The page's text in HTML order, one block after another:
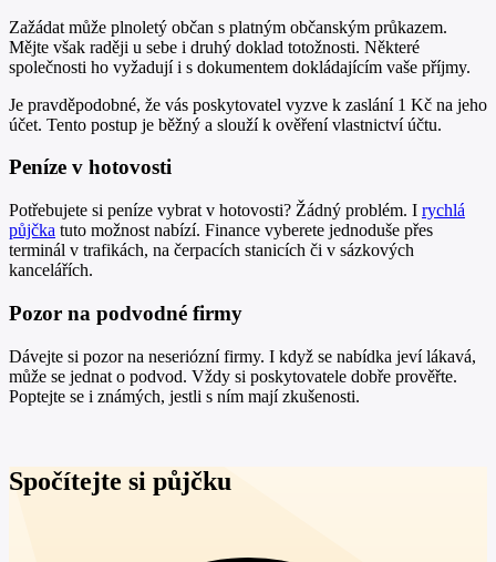
Zažádat může plnoletý občan s platným občanským průkazem.
Mějte však raději u sebe i druhý doklad totožnosti. Některé
společnosti ho vyžadují i s dokumentem dokládajícím vaše příjmy.
Je pravděpodobné, že vás poskytovatel vyzve k zaslání 1 Kč na jeho
účet. Tento postup je běžný a slouží k ověření vlastnictví účtu.
Peníze v hotovosti
Potřebujete si peníze vybrat v hotovosti? Žádný problém. I rychlá
půjčka tuto možnost nabízí. Finance vyberete jednoduše přes
terminál v trafikách, na čerpacích stanicích či v sázkových
kancelářích.
Pozor na podvodné firmy
Dávejte si pozor na neseriózní firmy. I když se nabídka jeví lákavá,
může se jednat o podvod. Vždy si poskytovatele dobře prověřte.
Poptejte se i známých, jestli s ním mají zkušenosti.
Spočítejte si půjčku